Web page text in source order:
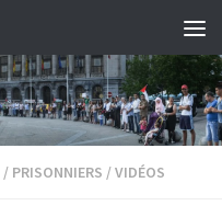
/ PRISONNIERS /VIDÉOS